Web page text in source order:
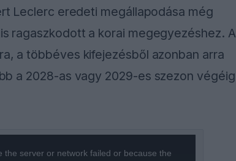
Leclerc eredeti megállapodása még
ragaszkodott a korai megegyezéshez. A
a többéves kifejezésből azonban arra
a 2028-as vagy 2029-es szezon végéig
server or network failed or because the